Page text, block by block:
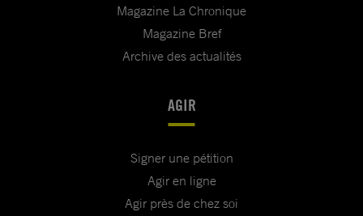
Magazine La Chronique
Magazine Bref
Archive des actualités
AGIR
Signer une pétition
Agir en ligne
Agir près de chez soi